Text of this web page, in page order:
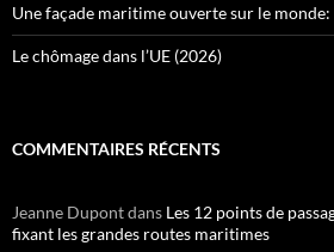
Une façade maritime ouverte sur le
Le chômage dans l’UE (2026)
COMMENTAIRES RÉCENTS
Jeanne Dupontdans Les 12 points de
fixant les grandes routes maritimes